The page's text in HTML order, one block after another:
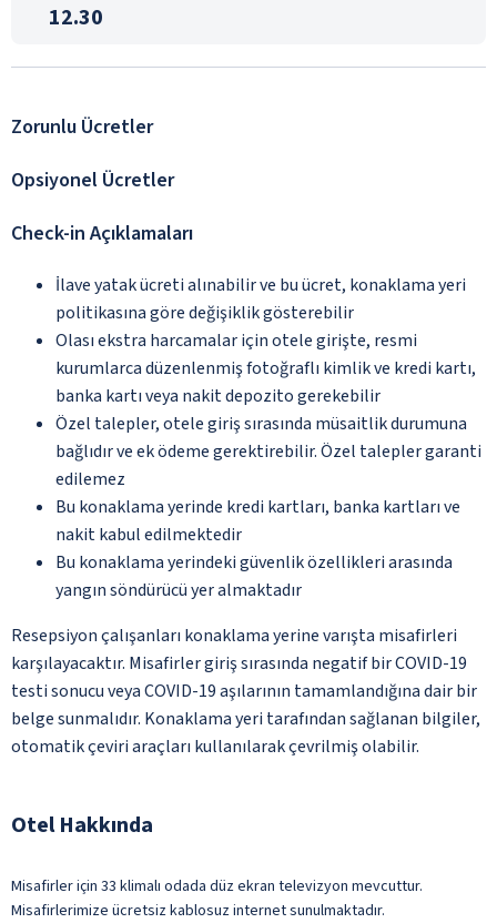
12.30
Zorunlu Ücretler
Opsiyonel Ücretler
Check-in Açıklamaları
İlave yatak ücreti alınabilir ve bu ücret, konaklama yeri
politikasına göre değişiklik gösterebilir
Olası ekstra harcamalar için otele girişte, resmi
kurumlarca düzenlenmiş fotoğraflı kimlik ve kredi kartı,
banka kartı veya nakit depozito gerekebilir
Özel talepler, otele giriş sırasında müsaitlik durumuna
bağlıdır ve ek ödeme gerektirebilir. Özel talepler garanti
edilemez
Bu konaklama yerinde kredi kartları, banka kartları ve
nakit kabul edilmektedir
Bu konaklama yerindeki güvenlik özellikleri arasında
yangın söndürücü yer almaktadır
Resepsiyon çalışanları konaklama yerine varışta misafirleri
karşılayacaktır. Misafirler giriş sırasında negatif bir COVID-19
testi sonucu veya COVID-19 aşılarının tamamlandığına dair bir
belge sunmalıdır. Konaklama yeri tarafından sağlanan bilgiler,
otomatik çeviri araçları kullanılarak çevrilmiş olabilir.
Otel Hakkında
Misafirler için 33 klimalı odada düz ekran televizyon mevcuttur.
Misafirlerimize ücretsiz kablosuz internet sunulmaktadır.